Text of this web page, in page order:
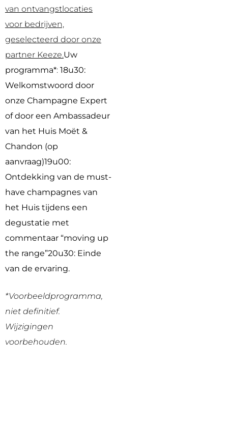
van ontvangstlocaties
voor bedrijven,
geselecteerd door onze
partner Keeze.Uw
programma*: 18u30:
Welkomstwoord door
onze Champagne Expert
of door een Ambassadeur
van het Huis Moët &
Chandon (op
aanvraag)19u00:
Ontdekking van de must-
have champagnes van
het Huis tijdens een
degustatie met
commentaar “moving up
the range”20u30: Einde
van de ervaring.
*Voorbeeldprogramma,
niet definitief.
Wijzigingen
voorbehouden.